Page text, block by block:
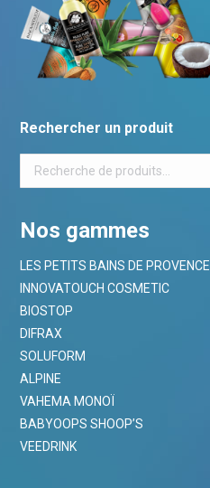
Rechercher un produit
Nos gammes
LES PETITS BAINS DE PROVENCE
INNOVATOUCH COSMETIC
BIOSTOP
DIFRAX
SOLUFORM
ALPINE
VAHEMA MONOÏ
BABYOOPS SHOOP’S
VEEDRINK